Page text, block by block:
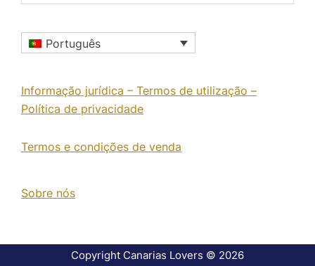
Português
Informação jurídica – Termos de utilização –
Política de privacidade
Termos e condições de venda
Sobre nós
Copyright Canarias Lovers © 2026